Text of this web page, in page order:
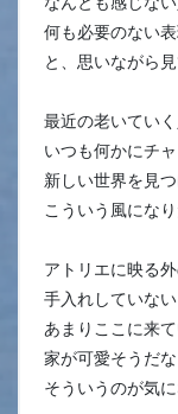
何も必要のない
と、思いながら
最近の老いてい
いつも何かにチ
新しい世界を見
こういう風にな
アトリエに映る
手入れしていな
あまりここに来
家が可愛そうだ
そういうのが気